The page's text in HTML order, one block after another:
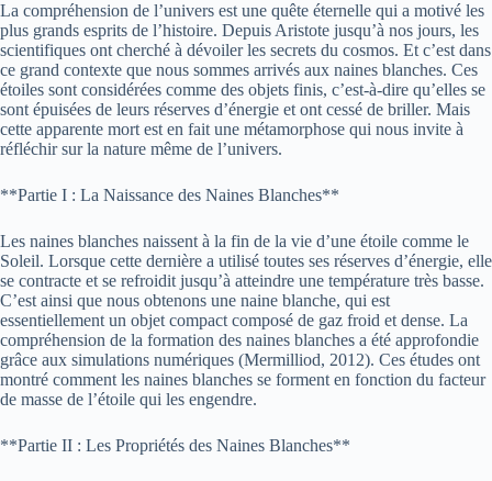
La compréhension de l’univers est une quête éternelle qui a motivé les
plus grands esprits de l’histoire. Depuis Aristote jusqu’à nos jours, les
scientifiques ont cherché à dévoiler les secrets du cosmos. Et c’est dans
ce grand contexte que nous sommes arrivés aux naines blanches. Ces
étoiles sont considérées comme des objets finis, c’est-à-dire qu’elles se
sont épuisées de leurs réserves d’énergie et ont cessé de briller. Mais
cette apparente mort est en fait une métamorphose qui nous invite à
réfléchir sur la nature même de l’univers.
**Partie I : La Naissance des Naines Blanches**
Les naines blanches naissent à la fin de la vie d’une étoile comme le
Soleil. Lorsque cette dernière a utilisé toutes ses réserves d’énergie, elle
se contracte et se refroidit jusqu’à atteindre une température très basse.
C’est ainsi que nous obtenons une naine blanche, qui est
essentiellement un objet compact composé de gaz froid et dense. La
compréhension de la formation des naines blanches a été approfondie
grâce aux simulations numériques (Mermilliod, 2012). Ces études ont
montré comment les naines blanches se forment en fonction du facteur
de masse de l’étoile qui les engendre.
**Partie II : Les Propriétés des Naines Blanches**